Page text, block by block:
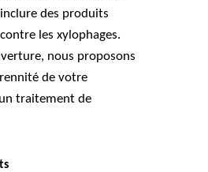
des produits
les xylophages.
nous proposons
de votre
traitement de